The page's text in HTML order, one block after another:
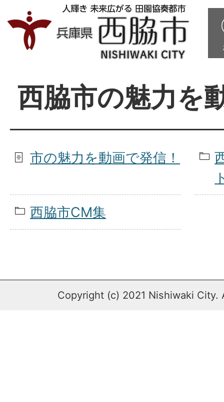
西脇市の魅力を
市の魅力を動画で発信！
西脇市CM集
Copyright (c) 2021 Nishiwaki City.